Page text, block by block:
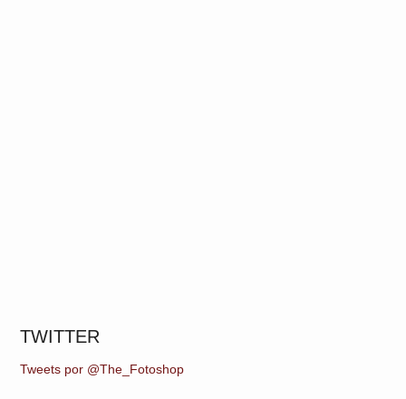
TWITTER
Tweets por @The_Fotoshop